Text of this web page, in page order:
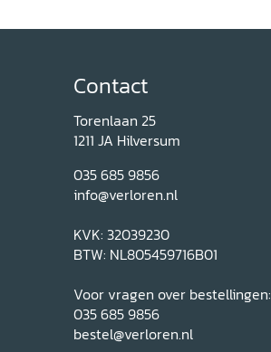
Contact
Torenlaan 25
1211 JA Hilversum
035 685 9856
info@verloren.nl
KVK: 32039230
BTW: NL805459716B01
Voor vragen over bestellingen:
035 685 9856
bestel@verloren.nl